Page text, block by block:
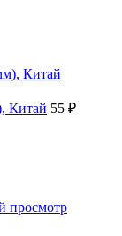
Китай 55 ₽
просмотр